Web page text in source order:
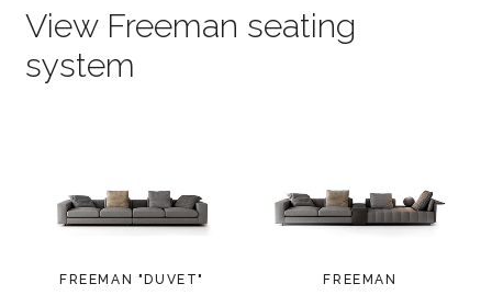
View Freeman seating
system
FREEMAN "DUVET" FREEMAN